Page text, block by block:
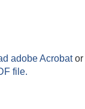
adobe Acrobator
file.